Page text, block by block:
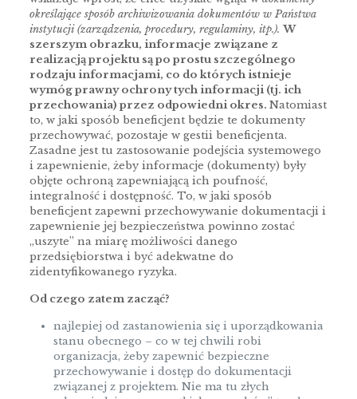
określające sposób archiwizowania dokumentów w Państwa
instytucji (zarządzenia, procedury, regulaminy, itp.). W
szerszym obrazku, informacje związane z
realizacją projektu są po prostu szczególnego
rodzaju informacjami, co do których istnieje
wymóg prawny ochrony tych informacji (tj. ich
przechowania) przez odpowiedni okres. Natomiast
to, w jaki sposób beneficjent będzie te dokumenty
przechowywać, pozostaje w gestii beneficjenta.
Zasadne jest tu zastosowanie podejścia systemowego
i zapewnienie, żeby informacje (dokumenty) były
objęte ochroną zapewniającą ich poufność,
integralność i dostępność. To, w jaki sposób
beneficjent zapewni przechowywanie dokumentacji i
zapewnienie jej bezpieczeństwa powinno zostać
„uszyte” na miarę możliwości danego
przedsiębiorstwa i być adekwatne do
zidentyfikowanego ryzyka.
Od czego zatem zacząć?
najlepiej od zastanowienia się i uporządkowania
stanu obecnego – co w tej chwili robi
organizacja, żeby zapewnić bezpieczne
przechowywanie i dostęp do dokumentacji
związanej z projektem. Nie ma tu złych